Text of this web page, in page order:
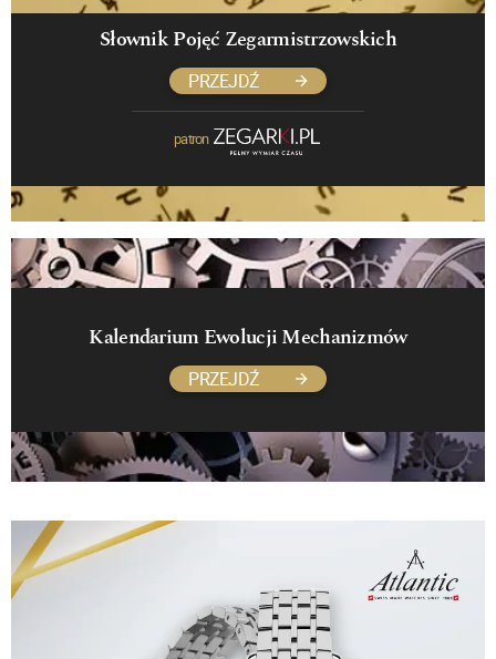
Słownik Pojęć Zegarmistrzowskich
PRZEJDŹ
patron
Kalendarium Ewolucji Mechanizmów
PRZEJDŹ